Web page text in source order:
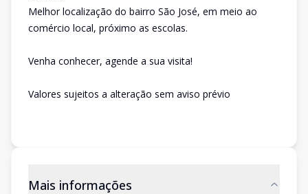
Melhor localização do bairro São José, em meio ao
comércio local, próximo as escolas.
Venha conhecer, agende a sua visita!
Valores sujeitos a alteração sem aviso prévio
Mais informações